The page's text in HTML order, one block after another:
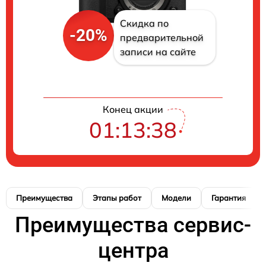
-20%
Скидка по
предварительной
записи на сайте
Конец акции
01:13:37
Преимущества Этапы работ Модели Гарантия
Преимущества сервис-
центра